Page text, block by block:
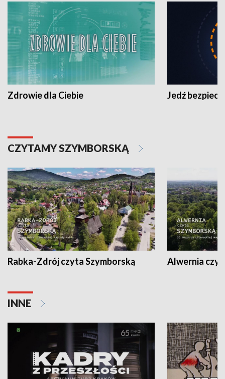
Zdrowie dla Ciebie Jedź
CZYTAMY SZYMBORSKĄ
Rabka-Zdrój czyta Szymborską Alwernia
INNE